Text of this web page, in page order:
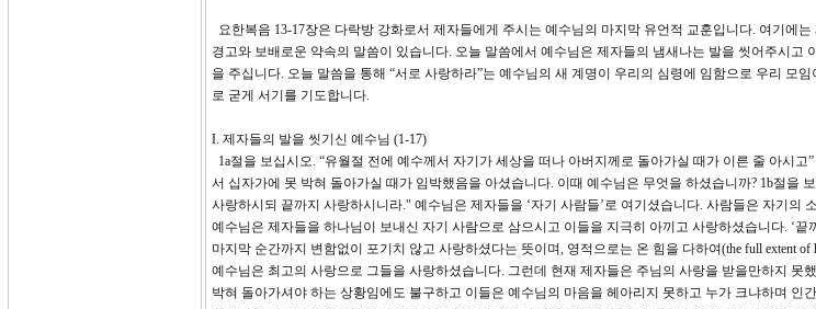
요한복음 13-17장은 다락방 강화로서 제자들에게 주시는 예수님의 마지막 유언적 교훈입니다. 여기에
경고와 보배로운 약속의 말씀이 있습니다. 오늘 말씀에서 예수님은 제자들의 냄새나는 발을 씻어주시고
을 주십니다. 오늘 말씀을 통해 “서로 사랑하라”는 예수님의 새 계명이 우리의 심령에 임함으로 우리 모
로 굳게 서기를 기도합니다.
I. 제자들의 발을 씻기신 예수님 (1-17)
1a절을 보십시오. “유월절 전에 예수께서 자기가 세상을 떠나 아버지께로 돌아가실 때가 이른 줄 아시고
서 십자가에 못 박혀 돌아가실 때가 임박했음을 아셨습니다. 이때 예수님은 무엇을 하셨습니까? 1b절을
사랑하시되 끝까지 사랑하시니라." 예수님은 제자들을 ‘자기 사람들’로 여기셨습니다. 사람들은 자기의
예수님은 제자들을 하나님이 보내신 자기 사람으로 삼으시고 이들을 지극히 아끼고 사랑하셨습니다. ‘끝
마지막 순간까지 변함없이 포기치 않고 사랑하셨다는 뜻이며, 영적으로는 온 힘을 다하여(the full extent
예수님은 최고의 사랑으로 그들을 사랑하셨습니다. 그런데 현재 제자들은 주님의 사랑을 받을만하지 못
박혀 돌아가셔야 하는 상황임에도 불구하고 이들은 예수님의 마음을 헤아리지 못하고 누가 크냐하며 인